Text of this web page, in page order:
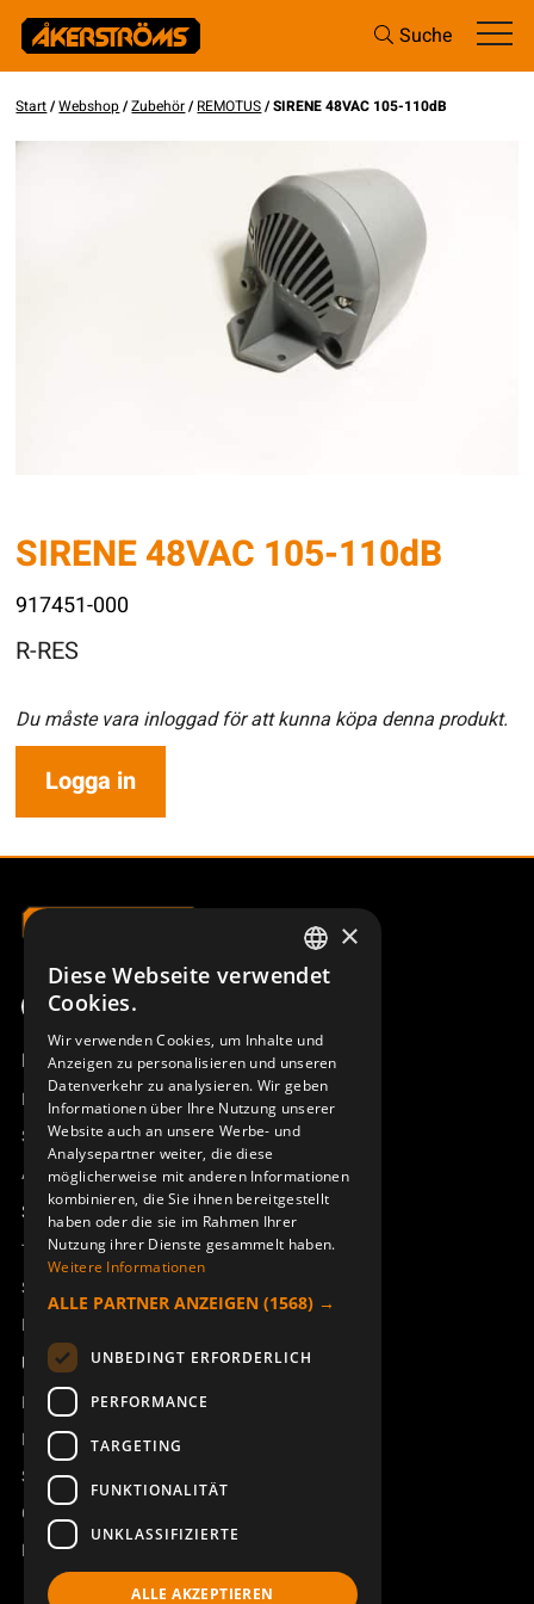
Suche
Start/Webshop/Zubehör/REMOTUS/ SIRENE 48VAC 105-110dB
SIRENE 48VAC 105-110dB
917451-000
R-RES
Du måste vara inloggad för att kunna köpa denna produkt.
Logga in
Produktübersicht
Remotus
Sesam
Access_Ctrl
Support
Technischer Support
Service buchen
Handbücher und Videoanleitungen
Über Åkerströms
Kontakt
Neuigkeiten
Sicherheit und Richtlinien
Geschäftsbedingungen
REACH
SWEDISH
DEUTSCH
×
Diese Webseite verwendet
Cookies.
Wir verwenden Cookies, um Inhalte und
Anzeigen zu personalisieren und unseren
Datenverkehr zu analysieren. Wir geben
Informationen über Ihre Nutzung unserer
Website auch an unsere Werbe- und
Analysepartner weiter, die diese
möglicherweise mit anderen Informationen
kombinieren, die Sie ihnen bereitgestellt
haben oder die sie im Rahmen Ihrer
Nutzung ihrer Dienste gesammelt haben.
Weitere Informationen
ALLE PARTNER ANZEIGEN (1568) →
UNBEDINGT ERFORDERLICH
PERFORMANCE
TARGETING
FUNKTIONALITÄT
UNKLASSIFIZIERTE
ALLE AKZEPTIEREN